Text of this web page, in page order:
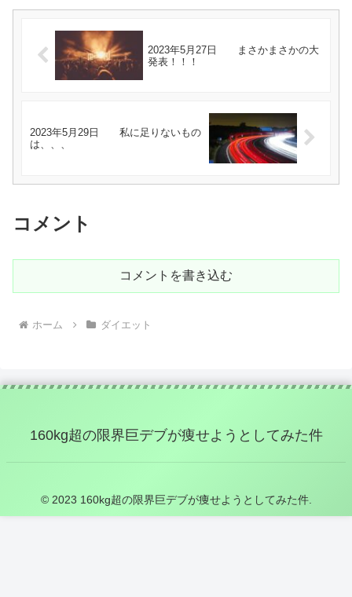
2023年5月27日 まさかまさかの大
発表！！！
2023年5月29日 私に足りないもの
は、、、
コメント
コメントを書き込む
ホーム ダイエット
160kg超の限界巨デブが痩せようとしてみた件
© 2023 160kg超の限界巨デブが痩せようとしてみた件.